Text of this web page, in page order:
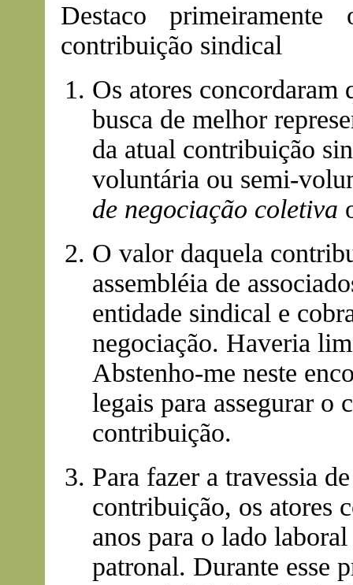
Destaco
contribuição sindical
Os atores
busca de melhor
da atual contribuição
voluntária ou semi-
de negociação coletiva
O valor daquela
assembléia de
entidade sindical e
negociação. Haveria
Abstenho-me neste
legais para assegurar o
contribuição.
Para fazer a travessia
contribuição, os atores
anos para o lado
patronal. Durante esse